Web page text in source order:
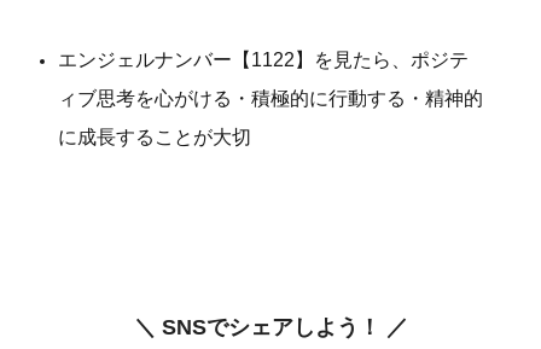
エンジェルナンバー【1122】を見たら、ポジテ
ィブ思考を心がける・積極的に行動する・精神的
に成長することが大切
＼ SNSでシェアしよう！ ／